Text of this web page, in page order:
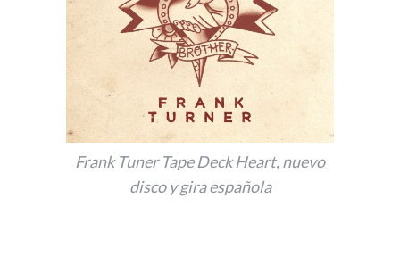
Frank Tuner Tape Deck Heart, nuevo
disco y gira española